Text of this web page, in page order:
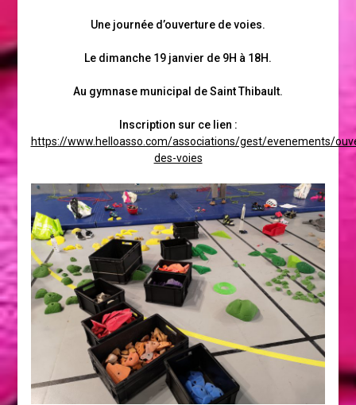
Une journée d’ouverture de voies.
Le dimanche 19 janvier de 9H à 18H.
Au gymnase municipal de Saint Thibault.
Inscription sur ce lien :
https://www.helloasso.com/associations/gest/evenements/
des-voies